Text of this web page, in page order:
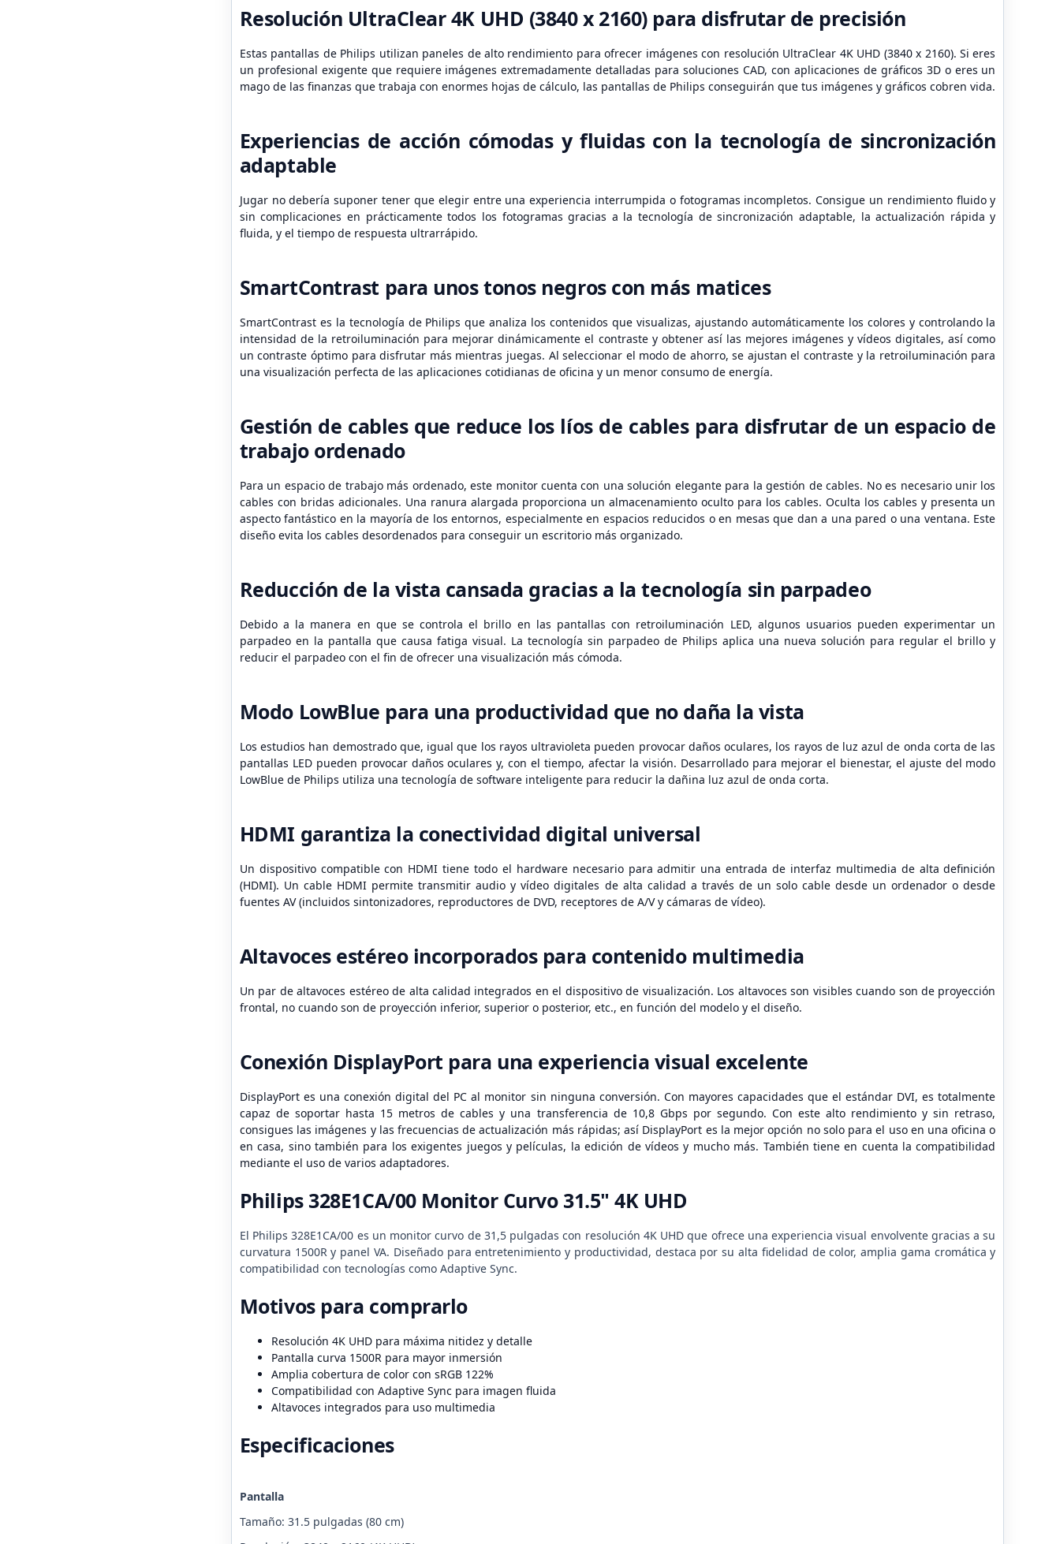
Resolución UltraClear 4K UHD (3840 x 2160) para disfrutar de precisión
Estas pantallas de Philips utilizan paneles de alto rendimiento para ofrecer imágenes con resolución UltraClear 4K UHD (3840 x 2160). Si eres
un profesional exigente que requiere imágenes extremadamente detalladas para soluciones CAD, con aplicaciones de gráficos 3D o eres un
mago de las finanzas que trabaja con enormes hojas de cálculo, las pantallas de Philips conseguirán que tus imágenes y gráficos cobren vida.
Experiencias de acción cómodas y fluidas con la tecnología de sincronización
adaptable
Jugar no debería suponer tener que elegir entre una experiencia interrumpida o fotogramas incompletos. Consigue un rendimiento fluido y
sin complicaciones en prácticamente todos los fotogramas gracias a la tecnología de sincronización adaptable, la actualización rápida y
fluida, y el tiempo de respuesta ultrarrápido.
SmartContrast para unos tonos negros con más matices
SmartContrast es la tecnología de Philips que analiza los contenidos que visualizas, ajustando automáticamente los colores y controlando la
intensidad de la retroiluminación para mejorar dinámicamente el contraste y obtener así las mejores imágenes y vídeos digitales, así como
un contraste óptimo para disfrutar más mientras juegas. Al seleccionar el modo de ahorro, se ajustan el contraste y la retroiluminación para
una visualización perfecta de las aplicaciones cotidianas de oficina y un menor consumo de energía.
Gestión de cables que reduce los líos de cables para disfrutar de un espacio de
trabajo ordenado
Para un espacio de trabajo más ordenado, este monitor cuenta con una solución elegante para la gestión de cables. No es necesario unir los
cables con bridas adicionales. Una ranura alargada proporciona un almacenamiento oculto para los cables. Oculta los cables y presenta un
aspecto fantástico en la mayoría de los entornos, especialmente en espacios reducidos o en mesas que dan a una pared o una ventana. Este
diseño evita los cables desordenados para conseguir un escritorio más organizado.
Reducción de la vista cansada gracias a la tecnología sin parpadeo
Debido a la manera en que se controla el brillo en las pantallas con retroiluminación LED, algunos usuarios pueden experimentar un
parpadeo en la pantalla que causa fatiga visual. La tecnología sin parpadeo de Philips aplica una nueva solución para regular el brillo y
reducir el parpadeo con el fin de ofrecer una visualización más cómoda.
Modo LowBlue para una productividad que no daña la vista
Los estudios han demostrado que, igual que los rayos ultravioleta pueden provocar daños oculares, los rayos de luz azul de onda corta de las
pantallas LED pueden provocar daños oculares y, con el tiempo, afectar la visión. Desarrollado para mejorar el bienestar, el ajuste del modo
LowBlue de Philips utiliza una tecnología de software inteligente para reducir la dañina luz azul de onda corta.
HDMI garantiza la conectividad digital universal
Un dispositivo compatible con HDMI tiene todo el hardware necesario para admitir una entrada de interfaz multimedia de alta definición
(HDMI). Un cable HDMI permite transmitir audio y vídeo digitales de alta calidad a través de un solo cable desde un ordenador o desde
fuentes AV (incluidos sintonizadores, reproductores de DVD, receptores de A/V y cámaras de vídeo).
Altavoces estéreo incorporados para contenido multimedia
Un par de altavoces estéreo de alta calidad integrados en el dispositivo de visualización. Los altavoces son visibles cuando son de proyección
frontal, no cuando son de proyección inferior, superior o posterior, etc., en función del modelo y el diseño.
Conexión DisplayPort para una experiencia visual excelente
DisplayPort es una conexión digital del PC al monitor sin ninguna conversión. Con mayores capacidades que el estándar DVI, es totalmente
capaz de soportar hasta 15 metros de cables y una transferencia de 10,8 Gbps por segundo. Con este alto rendimiento y sin retraso,
consigues las imágenes y las frecuencias de actualización más rápidas; así DisplayPort es la mejor opción no solo para el uso en una oficina o
en casa, sino también para los exigentes juegos y películas, la edición de vídeos y mucho más. También tiene en cuenta la compatibilidad
mediante el uso de varios adaptadores.
Philips 328E1CA/00 Monitor Curvo 31.5" 4K UHD
El Philips 328E1CA/00 es un monitor curvo de 31,5 pulgadas con resolución 4K UHD que ofrece una experiencia visual envolvente gracias a su
curvatura 1500R y panel VA. Diseñado para entretenimiento y productividad, destaca por su alta fidelidad de color, amplia gama cromática y
compatibilidad con tecnologías como Adaptive Sync.
Motivos para comprarlo
Resolución 4K UHD para máxima nitidez y detalle
Pantalla curva 1500R para mayor inmersión
Amplia cobertura de color con sRGB 122%
Compatibilidad con Adaptive Sync para imagen fluida
Altavoces integrados para uso multimedia
Especificaciones
Pantalla
Tamaño: 31.5 pulgadas (80 cm)